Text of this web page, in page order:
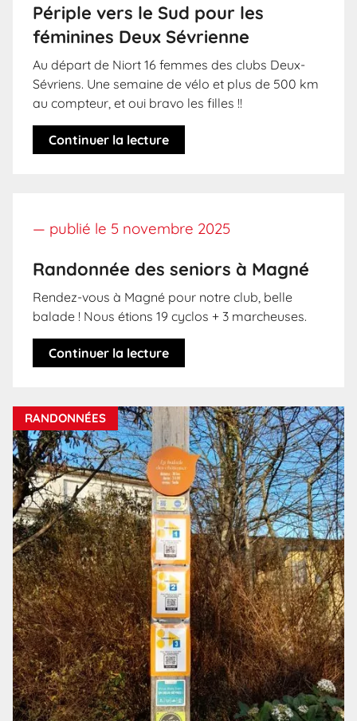
Périple vers le Sud pour les
féminines Deux Sévrienne
Au départ de Niort 16 femmes des clubs Deux-
Sévriens. Une semaine de vélo et plus de 500 km
au compteur, et oui bravo les filles !!
Continuer la lecture
— publié le 5 novembre 2025
Randonnée des seniors à Magné
Rendez-vous à Magné pour notre club, belle
balade ! Nous étions 19 cyclos + 3 marcheuses.
Continuer la lecture
RANDONNÉES